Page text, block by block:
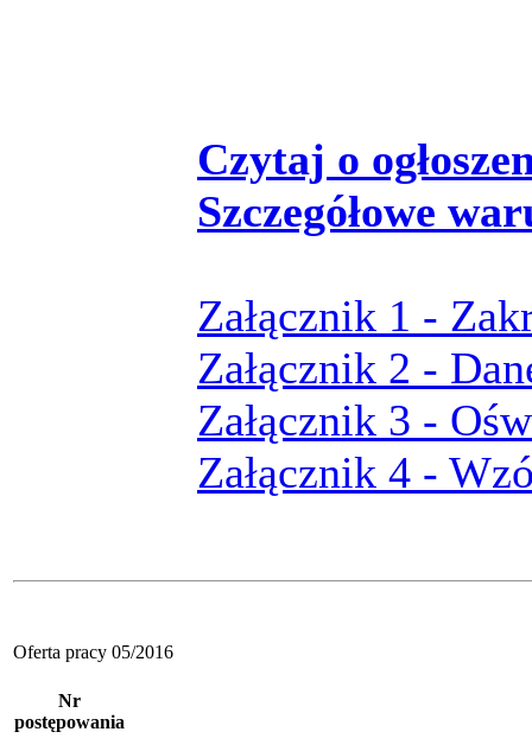
Czytaj o
Szczegółowe
Załącznik 1 -
Załącznik 2 -
Załącznik 3 -
Załącznik 4 -
Oferta pracy 05/2016
Nr
postępowania